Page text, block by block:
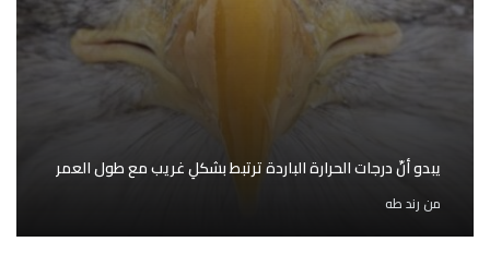
يبدو أنّ درجات الحرارة الباردة ترتبط بشكلِ غريب مع طول العمر
من رند طه